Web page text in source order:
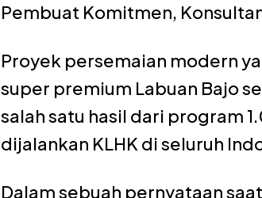
Pembuat Komitmen,
Proyek persemaian modern
super premium Labuan Bajo
salah satu hasil dari program
dijalankan KLHK di seluruh
Dalam sebuah pernyataan